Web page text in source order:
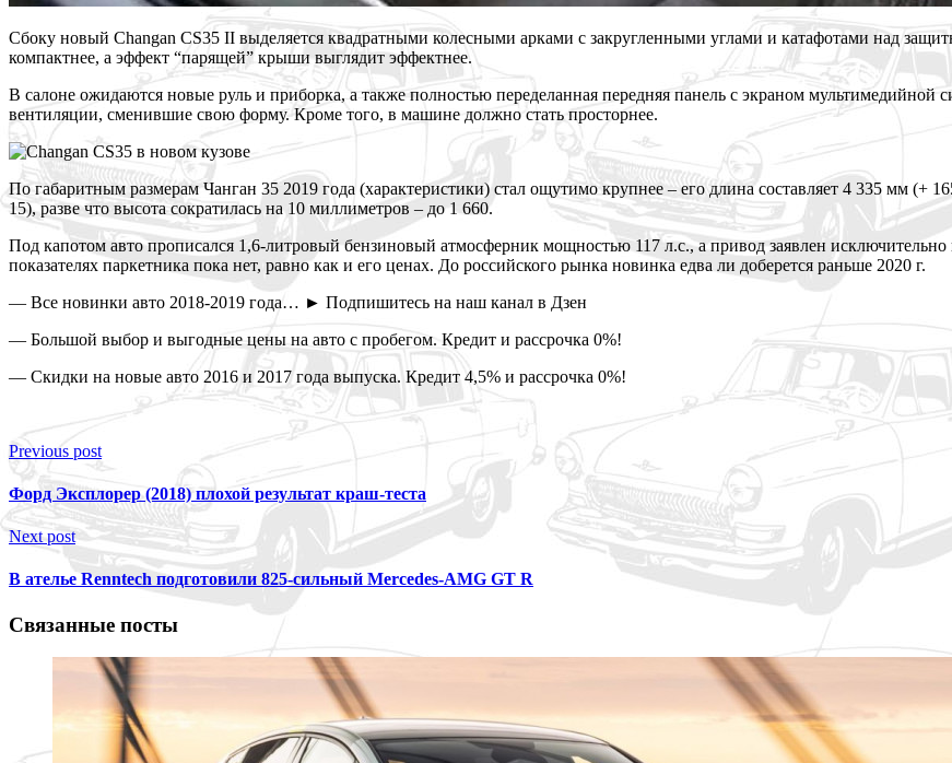
Сбоку новый Changan CS35 II выделяется квадратными колесными арками с закругленными углами и катафотами над
компактнее, а эффект “парящей” крыши выглядит эффектнее.
В салоне ожидаются новые руль и приборка, а также полностью переделанная передняя панель с экраном
вентиляции, сменившие свою форму. Кроме того, в машине должно стать просторнее.
По габаритным размерам Чанган 35 2019 года (характеристики) стал ощутимо крупнее – его длина составляет 4 335 мм (+
15), разве что высота сократилась на 10 миллиметров – до 1 660.
Под капотом авто прописался 1,6-литровый бензиновый атмосферник мощностью 117 л.с., а привод заявлен
показателях паркетника пока нет, равно как и его ценах. До российского рынка новинка едва ли доберется раньше 2020 г.
— Все новинки авто 2018-2019 года… ► Подпишитесь на наш канал в Дзен
— Большой выбор и выгодные цены на авто с пробегом. Кредит и рассрочка 0%!
— Скидки на новые авто 2016 и 2017 года выпуска. Кредит 4,5% и рассрочка 0%!
Previous post
Форд Эксплорер (2018) плохой результат краш-теста
Next post
В ателье Renntech подготовили 825-сильный Mercedes-AMG GT R
Связанные посты